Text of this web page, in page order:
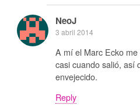
NeoJ
3 abril 2014
A mí el Marc Ecko
casi cuando salió, así
envejecido.
Reply